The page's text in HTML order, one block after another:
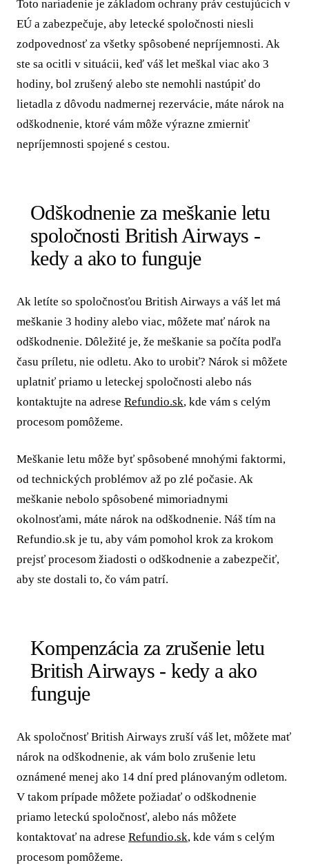
Toto nariadenie je základom ochrany práv cestujúcich v
EÚ a zabezpečuje, aby letecké spoločnosti niesli
zodpovednosť za všetky spôsobené nepríjemnosti. Ak
ste sa ocitli v situácii, keď váš let meškal viac ako 3
hodiny, bol zrušený alebo ste nemohli nastúpiť do
lietadla z dôvodu nadmernej rezervácie, máte nárok na
odškodnenie, ktoré vám môže výrazne zmierniť
nepríjemnosti spojené s cestou.
Odškodnenie za meškanie letu
spoločnosti British Airways -
kedy a ako to funguje
Ak letíte so spoločnosťou British Airways a váš let má
meškanie 3 hodiny alebo viac, môžete mať nárok na
odškodnenie. Dôležité je, že meškanie sa počíta podľa
času príletu, nie odletu. Ako to urobiť? Nárok si môžete
uplatniť priamo u leteckej spoločnosti alebo nás
kontaktujte na adrese Refundio.sk, kde vám s celým
procesom pomôžeme.
Meškanie letu môže byť spôsobené mnohými faktormi,
od technických problémov až po zlé počasie. Ak
meškanie nebolo spôsobené mimoriadnymi
okolnosťami, máte nárok na odškodnenie. Náš tím na
Refundio.sk je tu, aby vám pomohol krok za krokom
prejsť procesom žiadosti o odškodnenie a zabezpečiť,
aby ste dostali to, čo vám patrí.
Kompenzácia za zrušenie letu
British Airways - kedy a ako
funguje
Ak spoločnosť British Airways zruší váš let, môžete mať
nárok na odškodnenie, ak vám bolo zrušenie letu
oznámené menej ako 14 dní pred plánovaným odletom.
V takom prípade môžete požiadať o odškodnenie
priamo leteckú spoločnosť, alebo nás môžete
kontaktovať na adrese Refundio.sk, kde vám s celým
procesom pomôžeme.